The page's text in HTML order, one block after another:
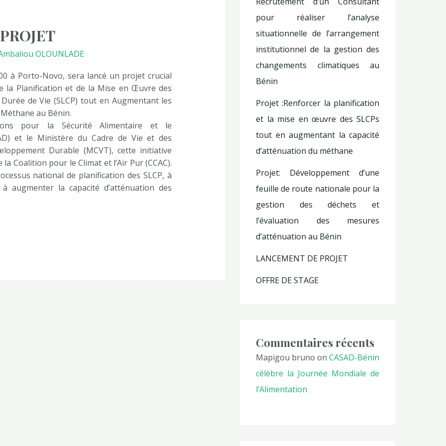
OLOUNLADE
à Porto-Novo, sera lancé un projet crucial
la Planification et de la Mise en Œuvre des
de Vie (SLCP) tout en Augmentant les
au Bénin.
pour la Sécurité Alimentaire et le
et le Ministère du Cadre de Vie et des
Durable (MCVT), cette initiative
Coalition pour le Climat et l’Air Pur (CCAC).
national de planification des SLCP, à
la capacité d’atténuation des
pour réaliser l’analyse
situationnelle de l’arrangement
institutionnel de la gestion des
changements climatiques au
Bénin
Projet :Renforcer la planification
et la mise en œuvre des SLCPs
tout en augmentant la capacité
d’atténuation du méthane
Projet: Développement d’une
feuille de route nationale pour la
gestion des déchets et
l’évaluation des mesures
d’atténuation au Bénin
LANCEMENT DE PROJET
OFFRE DE STAGE
Commentaires récents
Mapigou bruno on CASAD-Bénin
célèbre la Journée Mondiale de
l’Alimentation